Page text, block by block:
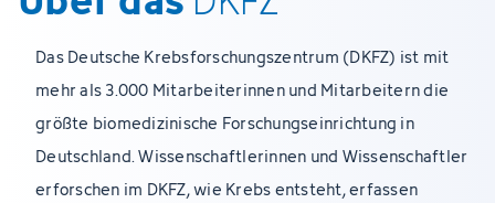
Das Deutsche Krebsforschungszentrum (DKFZ) ist mit
mehr als 3.000 Mitarbeiterinnen und Mitarbeitern die
größte biomedizinische Forschungseinrichtung in
Deutschland. Wissenschaftlerinnen und Wissenschaftler
erforschen im DKFZ, wie Krebs entsteht, erfassen